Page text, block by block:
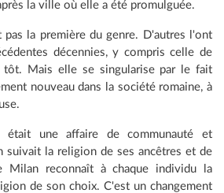
la ville où elle a été promulguée.
pas la première du genre. D'autres l'ont
décennies, y compris celle de
tôt. Mais elle se singularise par le fait
nouveau dans la société romaine, à
était une affaire de communauté et
suivait la religion de ses ancêtres et de
Milan reconnaît à chaque individu la
de son choix. C'est un changement